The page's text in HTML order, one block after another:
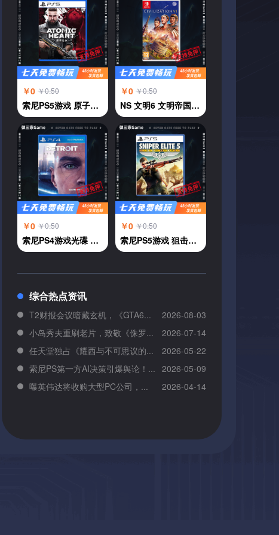
￥0 ￥0.50
索尼PS5游戏 原子之心 ATOMIC HEART 中文
￥0 ￥0.50
NS 文明6 文明帝国6 中文
￥0 ￥0.50
索尼PS4游戏光碟 PS4 底特律 变人 中文
￥0 ￥0.50
索尼PS5游戏 狙击精英5 中文
综合热点资讯
T2财报会议暗藏玄机，《GTA6...
2026-08-03
小岛秀夫重刷老片，致敬《侏罗...
2026-07-14
任天堂独占《耀西与不可思议的...
2026-05-22
索尼PS第一方AI决策引爆舆论！... 2026-05-09
曝英伟达将收购大型PC公司，...
2026-04-14